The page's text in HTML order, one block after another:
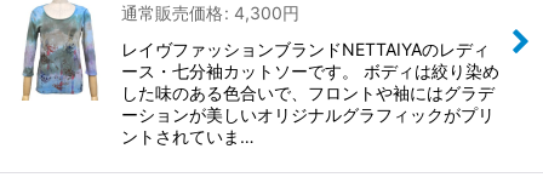
通常販売価格: 4,300円
レイヴファッションブランドNETTAIYAのレディ
ース・七分袖カットソーです。 ボディは絞り染め
した味のある色合いで、フロントや袖にはグラデ
ーションが美しいオリジナルグラフィックがプリ
ントされていま…